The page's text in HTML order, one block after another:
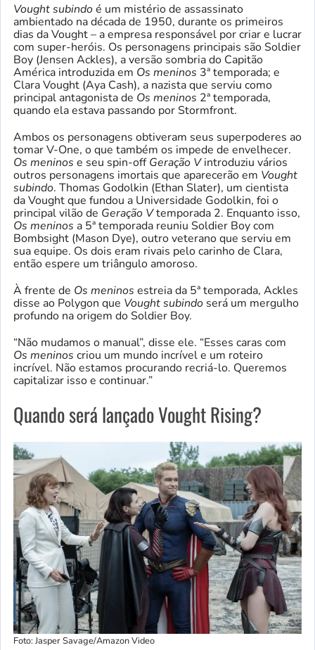
Vought subindoé um mistério de assassinato
ambientado na década de 1950, durante os primeiros
dias da Vought – a empresa responsável por criar e lucrar
com super-heróis. Os personagens principais são Soldier
Boy (Jensen Ackles), a versão sombria do Capitão
América introduzida em Os meninos 3ª temporada; e
Clara Vought (Aya Cash), a nazista que serviu como
principal antagonista de Os meninos 2ª temporada,
quando ela estava passando por Stormfront.
Ambos os personagens obtiveram seus superpoderes ao
tomar V-One, o que também os impede de envelhecer.
Os meninos e seu spin-offGeração Vintroduziu vários
outros personagens imortais que aparecerão em Vought
subindo. Thomas Godolkin (Ethan Slater), um cientista
da Vought que fundou a Universidade Godolkin, foi o
principal vilão de Geração Vtemporada 2. Enquanto isso,
Os meninos a 5ª temporada reuniu Soldier Boy com
Bombsight (Mason Dye), outro veterano que serviu em
sua equipe. Os dois eram rivais pelo carinho de Clara,
então espere um triângulo amoroso.
À frente de Os meninos estreia da 5ª temporada, Ackles
disse ao Polygon que Vought subindo será um mergulho
profundo na origem do Soldier Boy.
“Não mudamos o manual”, disse ele. “Esses caras com
Os meninos criou um mundo incrível e um roteiro
incrível. Não estamos procurando recriá-lo. Queremos
capitalizar isso e continuar.”
Quando será lançado Vought Rising?
Foto: Jasper Savage/Amazon Video